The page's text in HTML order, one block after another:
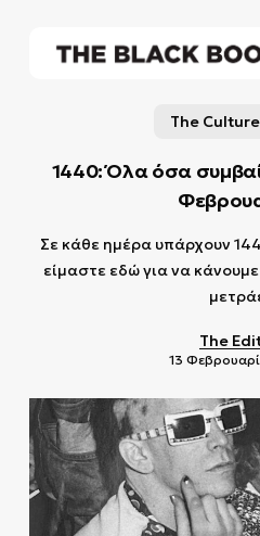
The
1440: Όλα όσα
Σε κάθε ημέρα υπάρχουν
είμαστε εδώ για να
The
13